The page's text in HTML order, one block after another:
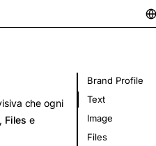
che ogni
Files e
Brand Profile
Text
Image
Files